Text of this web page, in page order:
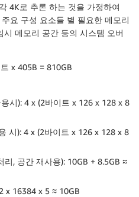
4K로 추론 하는 것을 가정하여
요 구성 요소들 별 필요한 메모리
시 메모리 공간 등의 시스템 오버
x 405B = 810GB
시): 4 x (2바이트 x 126 x 128 x 8
시): 4 x (2바이트 x 126 x 128 x 8
, 공간 재사용): 10GB + 8.5GB ≈
x 16384 x 5 ≈ 10GB